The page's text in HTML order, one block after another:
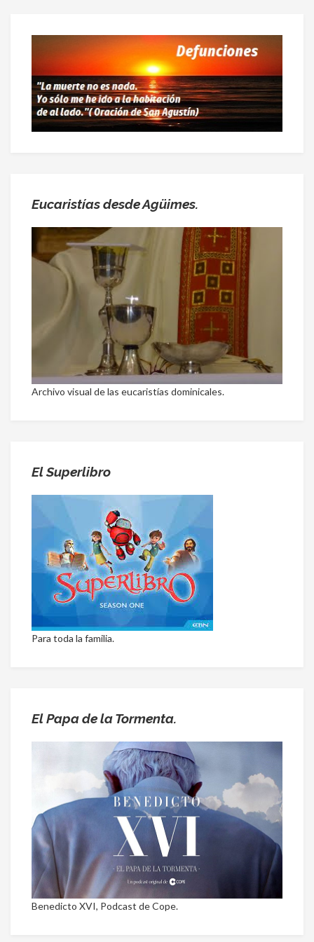
Eucaristías desde Agüimes.
Archivo visual de las eucaristías dominicales.
El Superlibro
Para toda la familia.
El Papa de la Tormenta.
Benedicto XVI, Podcast de Cope.